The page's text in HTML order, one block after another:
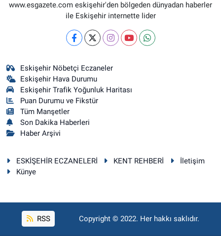
www.esgazete.com eskişehir'den bölgeden dünyadan haberler
ile Eskişehir internette lider
Eskişehir Nöbetçi Eczaneler
Eskişehir Hava Durumu
Eskişehir Trafik Yoğunluk Haritası
Puan Durumu ve Fikstür
Tüm Manşetler
Son Dakika Haberleri
Haber Arşivi
ESKİŞEHİR ECZANELERİ KENT REHBERİ
İletişim
Künye
RSS Copyright © 2022. Her hakkı saklıdır.